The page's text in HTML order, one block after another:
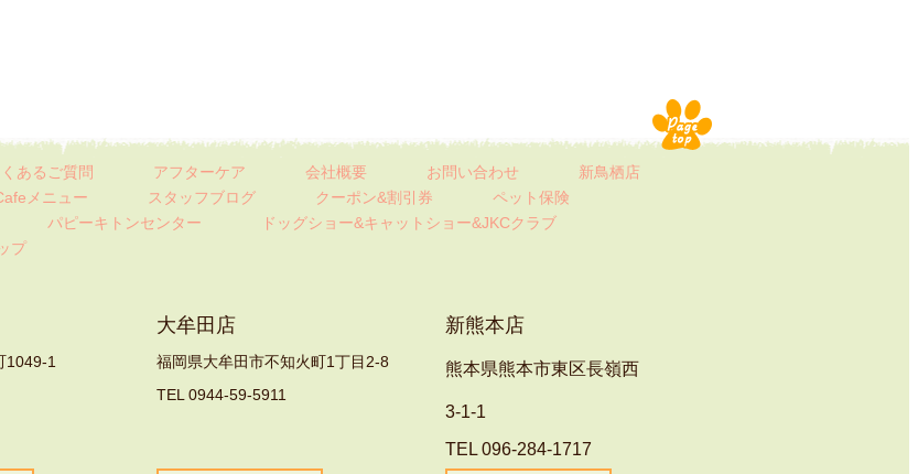
あるご質問 アフターケア 会社概要 お問い合わせ
新鳥栖店
メニュー スタッフブログ クーポン&割引券
ペット保険
パピーキトンセンター ドッグショー&キャット ショー&JKCクラブ
プ
1049-1
大牟田店
福岡県大牟田市不知火町1丁目2-8
TEL 0944-59-5911
新熊本店
熊本県熊本市東区長嶺西
3-1-1
TEL 096-284-1717